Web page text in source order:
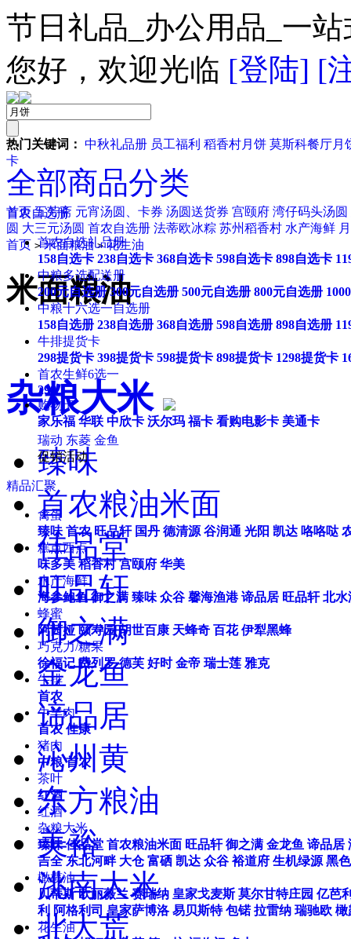
节日礼品_办公用品_一
您好，欢迎光临 [登陆] [
热门关键词： 中秋礼品册 员工福利 稻香村月饼 莫斯科餐厅月
卡
全部商品分类
首农自选册
首农自选礼品册
158自选卡 238自选卡 368自选卡 598自选卡 898自选卡
中粮多选配送册
200元自选册 300元自选册 500元自选册 800元自选册
中粮十六选一自选册
158自选册 238自选册 368自选册 598自选册 898自选册
牛排提货卡
298提货卡 398提货卡 598提货卡 898提货卡 1298提货卡
首农生鲜6选一
298
购物卡
家乐福 华联 中欣卡 沃尔玛 福卡 看购电影卡 美通卡
瑞动 东菱 金鱼
促销活动
精品汇聚
禽蛋
臻味 首农 旺品轩 国丹 德清源 谷润通 光阳 凯达 咯咯哒
糕点西点
味多美 稻香村 宫颐府 华美
水产海鲜
海参鲍鱼 御之满 臻味 众谷 馨海渔港 谛品居 旺品轩 北水
蜂蜜
阿茜娅 颐寿园 胡世百康 天蜂奇 百花 伊犁黑蜂
巧克力/糖果
徐福记 费列罗 德芙 好时 金帝 瑞士莲 雅克
牛排
首农
牛羊肉
首农 佳康
猪肉
中粮 首农
茶叶
红酒
红酒
杂粮大米
臻味 佳品堂 首农粮油米面 旺品轩 御之满 金龙鱼 谛品居
吉全 东北河畔 大仓 富硒 凯达 众谷 裕道府 生机绿源 黑
橄榄油
贝蒂斯 欧丽薇兰 赛瑞纳 皇家戈麦斯 莫尔甘特庄园 亿芭
利 阿格利司 皇家萨博洛 易贝斯特 包锘 拉雷纳 瑞驰欧 橄
花生油
首页五芳斋 元宵汤圆、卡券 汤圆送货券 宫颐府 湾仔码头汤圆
圆 大三元汤圆 首农自选册 法蒂欧冰粽 苏州稻香村 水产海鲜
首页 > 米面粮油 > 花生油
米面粮油
杂粮大米
臻味
首农粮油米面
佳品堂
旺品轩
御之满
金龙鱼
谛品居
沁州黄
东方粮油
美裕
洮南大米
北大荒